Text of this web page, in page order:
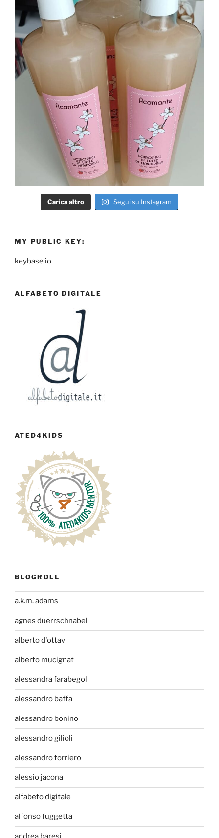
Carica altro Segui su Instagram
MY PUBLIC KEY:
keybase.io
ALFABETO DIGITALE
ATED4KIDS
BLOGROLL
a.k.m. adams
agnes duerrschnabel
alberto d'ottavi
alberto mucignat
alessandra farabegoli
alessandro baffa
alessandro bonino
alessandro gilioli
alessandro torriero
alessio jacona
alfabeto digitale
alfonso fuggetta
andrea baresi